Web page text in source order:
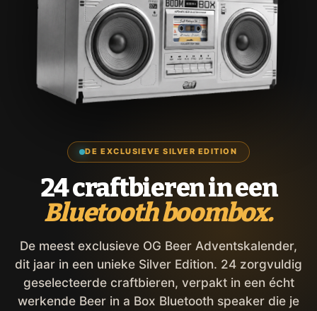
DE EXCLUSIEVE SILVER EDITION
24 craftbieren in een
Bluetooth boombox.
De meest exclusieve OG Beer Adventskalender,
dit jaar in een unieke Silver Edition. 24 zorgvuldig
geselecteerde craftbieren, verpakt in een écht
werkende Beer in a Box Bluetooth speaker die je